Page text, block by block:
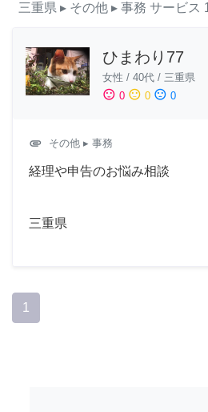
三重県 ▸ その他 ▸ 事務 サービス
ひまわり77
女性 / 40代 / 三重県
sentiment_satisfied 0 sentiment_neutral 0 sentiment_dissatisfied 0
attachment その他 ▸ 事務
経理や申告のお悩み相談
三重県
1